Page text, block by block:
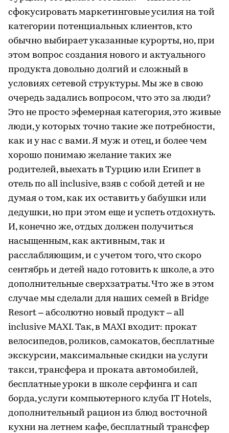
сфокусировать маркетинговые усилия на той
категории потенциальных клиентов, кто
обычно выбирает указанные курорты, но, при
этом вопрос создания нового и актуального
продукта довольно долгий и сложный в
условиях сетевой структуры. Мы же в свою
очередь задались вопросом, что это за люди?
Это не просто эфемерная категория, это живые
люди, у которых точно такие же потребности,
как и у нас с вами. Я муж и отец, и более чем
хорошо понимаю желание таких же
родителей, выехать в Турцию или Египет в
отель по all inclusive, взяв с собой детей и не
думая о том, как их оставить у бабушки или
дедушки, но при этом еще и успеть отдохнуть.
И, конечно же, отдых должен получиться
насыщенным, как активным, так и
расслабляющим, и с учетом того, что скоро
сентябрь и детей надо готовить к школе, а это
дополнительные сверхзатраты. Что же в этом
случае мы сделали для наших семей в Bridge
Resort – абсолютно новый продукт – all
inclusive MAXI. Так, в MAXI входит: прокат
велосипедов, роликов, самокатов, бесплатные
экскурсии, максимальные скидки на услуги
такси, трансфера и проката автомобилей,
бесплатные уроки в школе серфинга и сап
борда, услуги компьютерного клуба IT Hotels,
дополнительный рацион из блюд восточной
кухни на летнем кафе, бесплатный трансфер